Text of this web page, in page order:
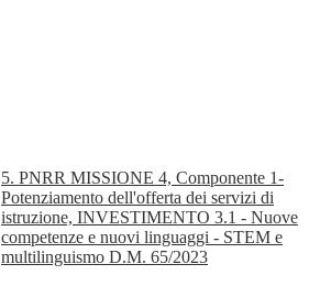
5. PNRR MISSIONE 4, Componente 1-
Potenziamento dell'offerta dei servizi di
istruzione, INVESTIMENTO 3.1 - Nuove
competenze e nuovi linguaggi - STEM e
multilinguismo D.M. 65/2023